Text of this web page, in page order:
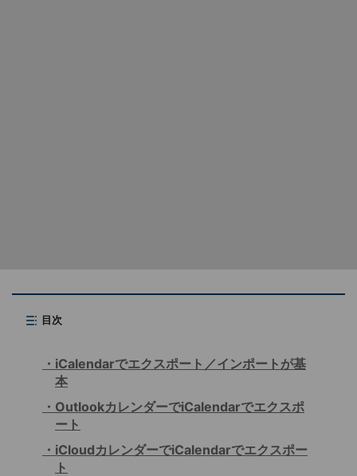
目次
iCalendarでエクスポート／インポートが基
本
OutlookカレンダーでiCalendarでエクスポ
ート
iCloudカレンダーでiCalendarでエクスポー
ト